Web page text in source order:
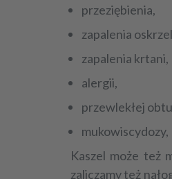
przeziębienia,
zapalenia
zapalenia krtani,
alergii,
przewlekłej
mukowiscydozy,
Kaszel może też
zaliczamy też